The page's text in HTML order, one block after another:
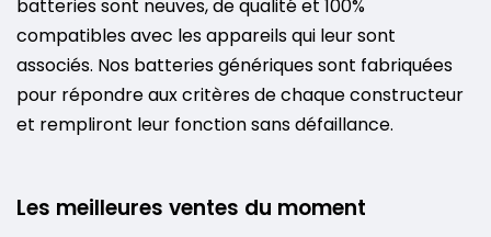
batteries sont neuves, de qualité et 100%
compatibles avec les appareils qui leur sont
associés. Nos batteries génériques sont fabriquées
pour répondre aux critères de chaque constructeur
et rempliront leur fonction sans défaillance.
Les meilleures ventes du moment